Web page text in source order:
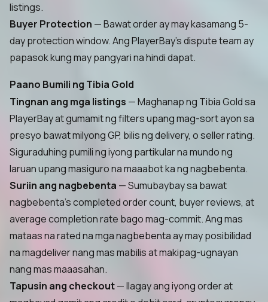
listings.
Buyer Protection — Bawat order ay may kasamang 5-
day protection window. Ang PlayerBay's dispute team ay
papasok kung may pangyari na hindi dapat.
Paano Bumili ng Tibia Gold
Tingnan ang mga listings — Maghanap ng Tibia Gold sa
PlayerBay at gumamit ng filters upang mag-sort ayon sa
presyo bawat milyong GP, bilis ng delivery, o seller rating.
Siguraduhing pumili ng iyong partikular na mundo ng
laruan upang masiguro na maaabot ka ng nagbebenta.
Suriin ang nagbebenta — Sumubaybay sa bawat
nagbebenta's completed order count, buyer reviews, at
average completion rate bago mag-commit. Ang mas
mataas na rated na mga nagbebenta ay may posibilidad
na magdeliver nang mas mabilis at makipag-ugnayan
nang mas maaasahan.
Tapusin ang checkout— Ilagay ang iyong order at